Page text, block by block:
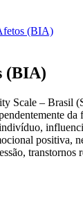
(BIA)
(BIA)
Scale – Brasil
positiva,